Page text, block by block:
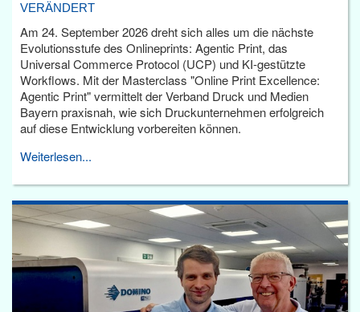
VERÄNDERT
Am 24. September 2026 dreht sich alles um die nächste
Evolutionsstufe des Onlineprints: Agentic Print, das
Universal Commerce Protocol (UCP) und KI-gestützte
Workflows. Mit der Masterclass "Online Print Excellence:
Agentic Print" vermittelt der Verband Druck und Medien
Bayern praxisnah, wie sich Druckunternehmen erfolgreich
auf diese Entwicklung vorbereiten können.
Weiterlesen...